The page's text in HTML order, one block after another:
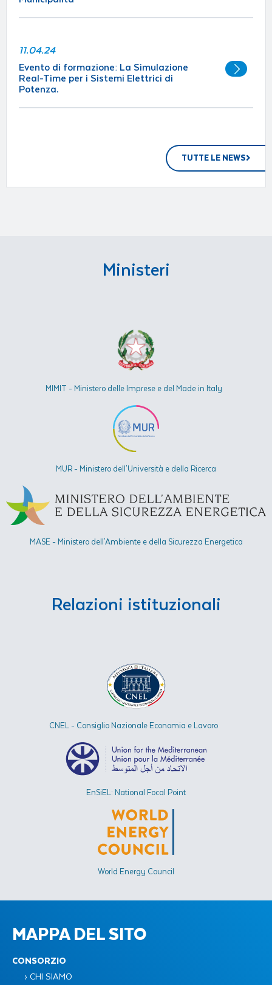
11.04.24
Evento di formazione: La Simulazione
Real-Time per i Sistemi Elettrici di
Potenza.
TUTTE LE NEWS
Ministeri
MIMIT - Ministero delle Imprese e del Made in Italy
MUR - Ministero dell'Università e della Ricerca
MASE - Ministero dell'Ambiente e della Sicurezza Energetica​
Relazioni istituzionali
CNEL - Consiglio Nazionale Economia e Lavoro
EnSiEL: National Focal Point
World Energy Council
MAPPA DEL SITO
CONSORZIO
› CHI SIAMO